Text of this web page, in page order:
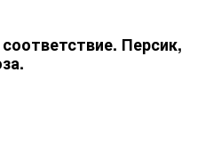
Персик,